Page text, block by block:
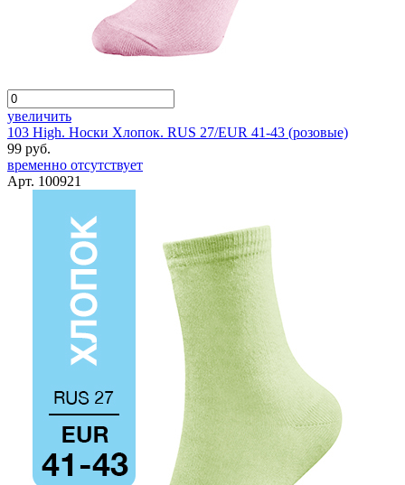
увеличить
103 High. Носки Хлопок. RUS 27/EUR 41-43 (розовые)
99 руб.
временно отсутствует
Арт. 100921